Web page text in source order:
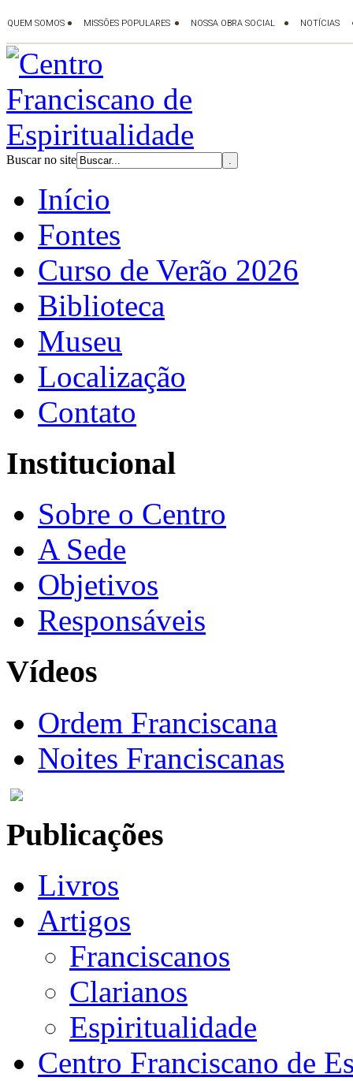
Buscar no site
Início
Fontes
Curso de Verão 2026
Biblioteca
Museu
Localização
Contato
Institucional
Sobre o Centro
A Sede
Objetivos
Responsáveis
Vídeos
Ordem Franciscana
Noites Franciscanas
Publicações
Livros
Artigos
Franciscanos
Clarianos
Espiritualidade
Centro Franciscano de